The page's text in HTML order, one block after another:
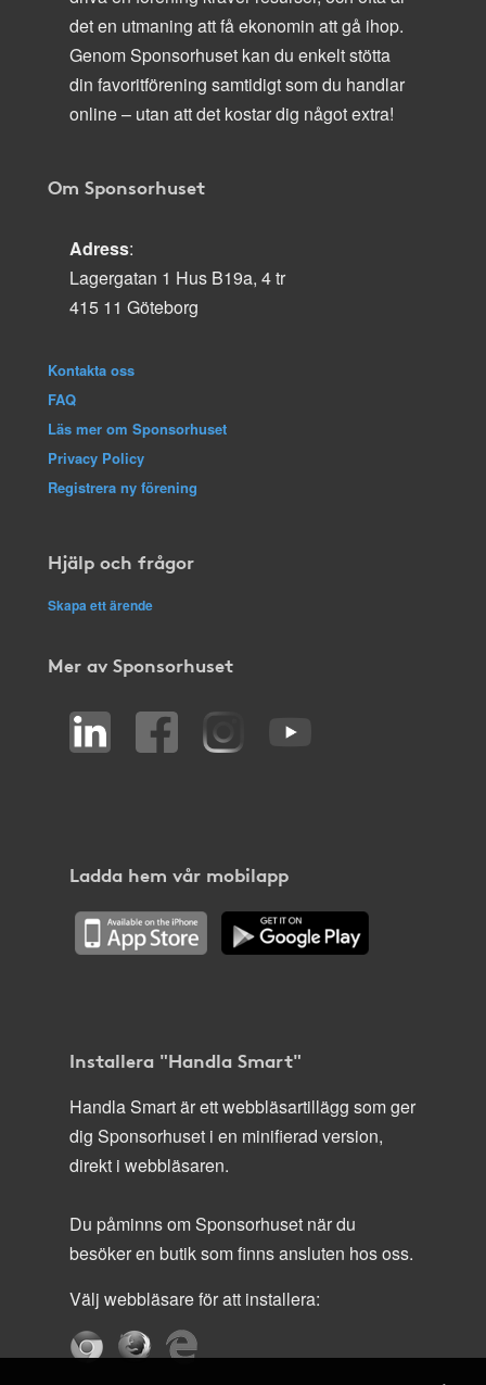
det en utmaning att få ekonomin att gå ihop.
Genom Sponsorhuset kan du enkelt stötta
din favoritförening samtidigt som du handlar
online – utan att det kostar dig något extra!
Om Sponsorhuset
Adress:
Lagergatan 1 Hus B19a, 4 tr
415 11 Göteborg
Kontakta oss
FAQ
Läs mer om Sponsorhuset
Privacy Policy
Registrera ny förening
Hjälp och frågor
Skapa ett ärende
Mer av Sponsorhuset
Ladda hem vår mobilapp
Installera "Handla Smart"
Handla Smart är ett webbläsartillägg som ger
dig Sponsorhuset i en minifierad version,
direkt i webbläsaren.
Du påminns om Sponsorhuset när du
besöker en butik som finns ansluten hos oss.
Välj webbläsare för att installera: